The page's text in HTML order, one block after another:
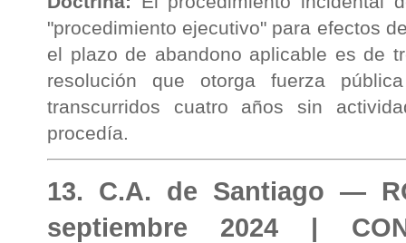
"procedimiento ejecutivo" para efectos
el plazo de abandono aplicable es de
resolución que otorga fuerza
transcurridos cuatro años sin
procedía.
13. C.A. de Santiago —
septiembre 2024 |